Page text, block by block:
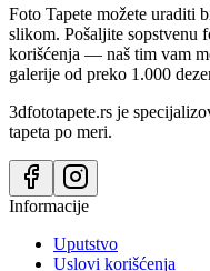
Foto Tapete možete uraditi
slikom. Pošaljite sopstvenu
korišćenja — naš tim vam
galerije od preko 1.000
3dfototapete.rs je
tapeta po meri.
Informacije
Uputstvo
Uslovi korišćenja